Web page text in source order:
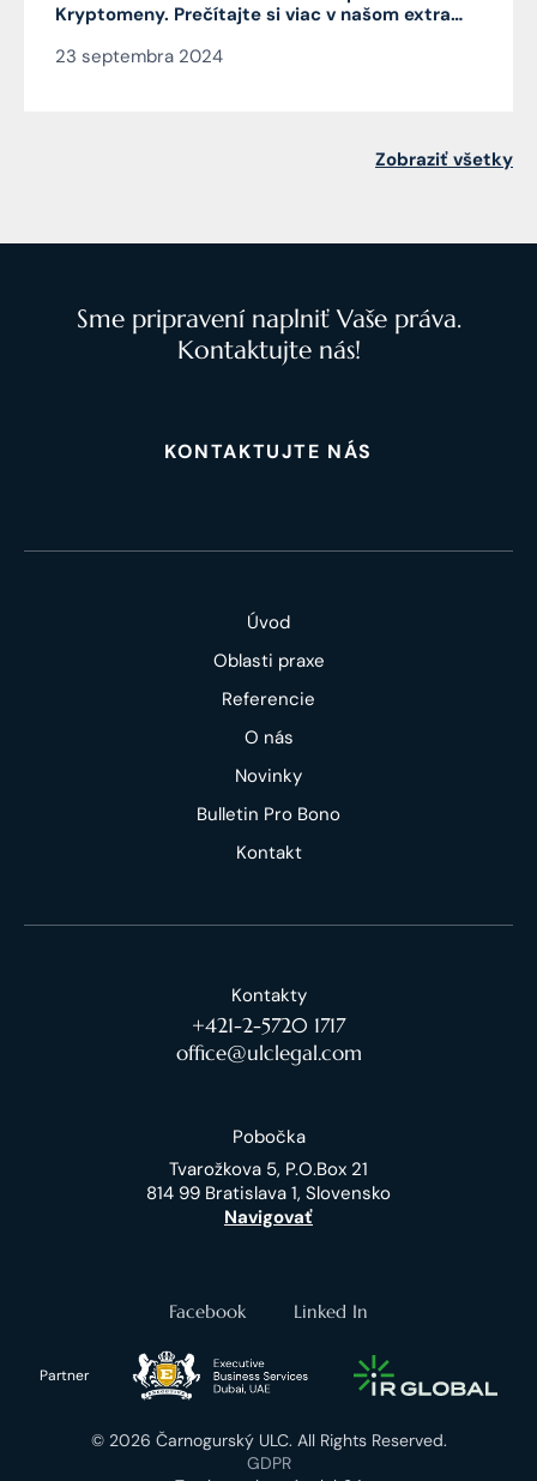
Kryptomeny. Prečítajte si viac v našom extra
Čarnogurského
23 septembra 2024
Zobraziť všetky
Sme pripravení naplniť Vaše práva.
Kontaktujte nás!
KONTAKTUJTE NÁS
Úvod
Oblasti praxe
Referencie
O nás
Novinky
Bulletin Pro Bono
Kontakt
Kontakty
+421-2-5720 1717
office@ulclegal.com
Pobočka
Tvarožkova 5, P.O.Box 21
814 99 Bratislava 1, Slovensko
Navigovať
Facebook Linked In
Partner
© 2026 Čarnogurský ULC. All Rights Reserved.
GDPR